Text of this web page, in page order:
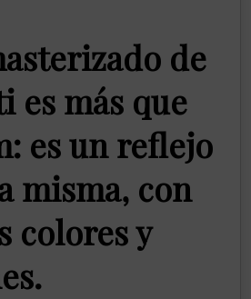
de
es más que
es un reflejo
misma, con
colores y